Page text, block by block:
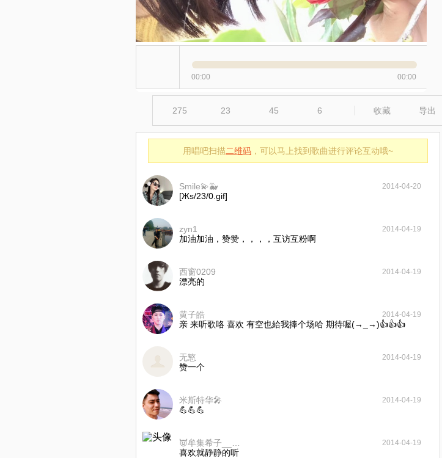
00:00 00:00
275 23 45 6 收藏 导出
用唱吧扫描二维码 ，可以马上找到歌曲进行评论互动哦~
Smile💫🐳 2014-04-20
[Жs/23/0.gif]
zyn1 2014-04-19
加油加油，赞赞，，，，互访互粉啊
西窗0209 2014-04-19
漂亮的
黄子皓 2014-04-19
亲 来听歌咯 喜欢 有空也給我捧个场哈 期待喔(→_→)👍👍👍
无慜 2014-04-19
赞一个
米斯特华🎤 2014-04-19
💪💪💪
2014-04-19
喜欢就静静的听